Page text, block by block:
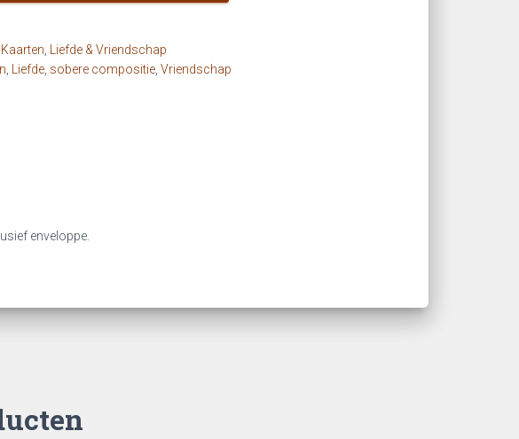
Kaarten
Liefde & Vriendschap
Liefde sobere compositie Vriendschap
enveloppe.